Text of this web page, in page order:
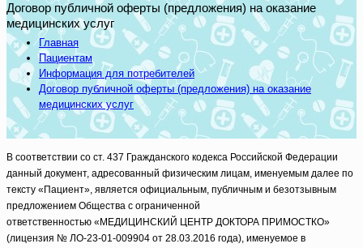
Договор публичной оферты (предложения) на оказание
медицинских услуг
Главная
Пациентам
Информация для потребителей
Договор публичной оферты (предложения) на оказание
медицинских услуг
В соответствии со ст. 437 Гражданского кодекса Российской Федерации
данный документ, адресованный физическим лицам, именуемым далее по
тексту «Пациент», является официальным, публичным и безотзывным
предложением Общества с ограниченной
ответственностью «МЕДИЦИНСКИЙ ЦЕНТР ДОКТОРА ПРИМОСТКО»
(лицензия № ЛО-23-01-009904 от 28.03.2016 года), именуемое в